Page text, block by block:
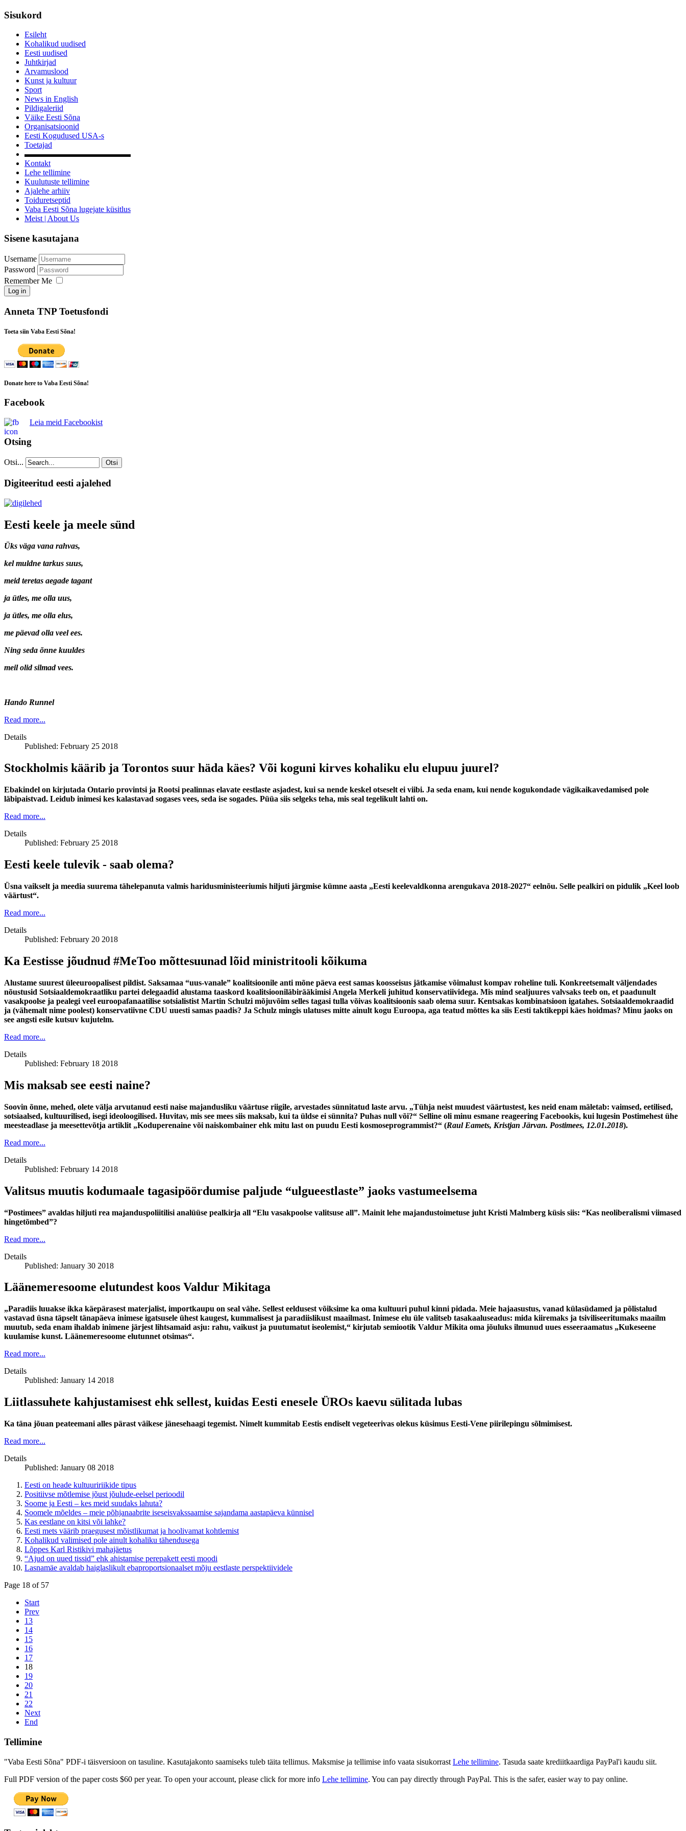
Sisukord
Esileht
Kohalikud uudised
Eesti uudised
Juhtkirjad
Arvamuslood
Kunst ja kultuur
Sport
News in English
Pildigaleriid
Väike Eesti Sõna
Organisatsioonid
Eesti Kogudused USA-s
Toetajad
▬▬▬▬▬▬▬▬▬▬▬▬▬
Kontakt
Lehe tellimine
Kuulutuste tellimine
Ajalehe arhiiv
Toiduretseptid
Vaba Eesti Sõna lugejate küsitlus
Meist | About Us
Sisene kasutajana
Username
Password
Remember Me
Log in
Anneta TNP Toetusfondi
Toeta siin Vaba Eesti Sõna!
Donate here to Vaba Eesti Sõna!
Facebook
Leia meid Facebookist
Otsing
Otsi... Otsi
Digiteeritud eesti ajalehed
Eesti keele ja meele sünd
Üks väga vana rahvas,
kel muldne tarkus suus,
meid teretas aegade tagant
ja ütles, me olla uus,
ja ütles, me olla elus,
me päevad olla veel ees.
Ning seda õnne kuuldes
meil olid silmad vees.
Hando Runnel
Read more...
Details
Published: February 25 2018
Stockholmis käärib ja Torontos suur häda käes? Või koguni kirves kohaliku elu elupuu juurel?
Ebakindel on kirjutada Ontario provintsi ja Rootsi pealinnas elavate eestlaste asjadest, kui sa nende keskel otseselt ei viibi. Ja seda enam, kui nende kogukondade vägikaikavedamised pole
läbipaistvad. Leidub inimesi kes kalastavad sogases vees, seda ise sogades. Püüa siis selgeks teha, mis seal tegelikult lahti on.
Read more...
Details
Published: February 25 2018
Eesti keele tulevik - saab olema?
Üsna vaikselt ja meedia suurema tähelepanuta valmis haridusministeeriumis hiljuti järgmise kümne aasta „Eesti keelevaldkonna arengukava 2018-2027“ eelnõu. Selle pealkiri on pidulik „Keel loob
väärtust“.
Read more...
Details
Published: February 20 2018
Ka Eestisse jõudnud #MeToo mõttesuunad lõid ministritooli kõikuma
Alustame suurest üleeuroopalisest pildist. Saksamaa “uus-vanale” koalitsioonile anti mõne päeva eest samas koosseisus jätkamise võimalust kompav roheline tuli. Konkreetsemalt väljendades
nõustusid Sotsiaaldemokraatliku partei delegaadid alustama taaskord koalitsiooniläbirääkimisi Angela Merkeli juhitud konservatiividega. Mis mind sealjuures valvsaks teeb on, et paadunult
vasakpoolse ja pealegi veel euroopafanaatilise sotsialistist Martin Schulzi mõjuvõim selles tagasi tulla võivas koalitsioonis saab olema suur. Kentsakas kombinatsioon igatahes. Sotsiaaldemokraadid
ja (vähemalt nime poolest) konservatiivne CDU uuesti samas paadis? Ja Schulz mingis ulatuses mitte ainult kogu Euroopa, aga teatud mõttes ka siis Eesti taktikeppi käes hoidmas? Minu jaoks on
see angsti esile kutsuv kujutelm.
Read more...
Details
Published: February 18 2018
Mis maksab see eesti naine?
Soovin õnne, mehed, olete välja arvutanud eesti naise majandusliku väärtuse riigile, arvestades sünnitatud laste arvu. „Tühja neist muudest väärtustest, kes neid enam mäletab: vaimsed, eetilised,
sotsiaalsed, kultuurilised, isegi ideoloogilised. Huvitav, mis see mees siis maksab, kui ta üldse ei sünnita? Puhas null või?“ Selline oli minu esmane reageering Facebookis, kui lugesin Postimehest ühe
meesteadlase ja meesettevõtja artiklit „Koduperenaine või naiskombainer ehk mitu last on puudu Eesti kosmoseprogrammist?“ (Raul Eamets, Kristjan Järvan. Postimees, 12.01.2018).
Read more...
Details
Published: February 14 2018
Valitsus muutis kodumaale tagasipöördumise paljude “ulgueestlaste” jaoks vastumeelsema
“Postimees” avaldas hiljuti rea majanduspoliitilisi analüüse pealkirja all “Elu vasakpoolse valitsuse all”. Mainit lehe majandustoimetuse juht Kristi Malmberg küsis siis: “Kas neoliberalismi viimased
hingetõmbed”?
Read more...
Details
Published: January 30 2018
Läänemeresoome elutundest koos Valdur Mikitaga
„Paradiis luuakse ikka käepärasest materjalist, importkaupu on seal vähe. Sellest eeldusest võiksime ka oma kultuuri puhul kinni pidada. Meie hajaasustus, vanad külasüdamed ja põlistalud
vastavad üsna täpselt tänapäeva inimese igatsusele ühest kaugest, kummalisest ja paradiislikust maailmast. Inimese elu üle valitseb tasakaaluseadus: mida kiiremaks ja tsiviliseeritumaks maailm
muutub, seda enam ihaldab inimene järjest lihtsamaid asju: rahu, vaikust ja puutumatut iseolemist,“ kirjutab semiootik Valdur Mikita oma jõuluks ilmunud uues esseeraamatus „Kukeseene
kuulamise kunst. Läänemeresoome elutunnet otsimas“.
Read more...
Details
Published: January 14 2018
Liitlassuhete kahjustamisest ehk sellest, kuidas Eesti enesele ÜROs kaevu sülitada lubas
Ka täna jõuan peateemani alles pärast väikese jänesehaagi tegemist. Nimelt kummitab Eestis endiselt vegeteerivas olekus küsimus Eesti-Vene piirilepingu sõlmimisest.
Read more...
Details
Published: January 08 2018
Eesti on heade kultuuririikide tipus
Positiivse mõtlemise jõust jõulude-eelsel perioodil
Soome ja Eesti – kes meid suudaks lahuta?
Soomele mõeldes – meie põhjanaabrite iseseisvakssaamise sajandama aastapäeva künnisel
Kas eestlane on kitsi või lahke?
Eesti mets väärib praegusest mõistlikumat ja hoolivamat kohtlemist
Kohalikud valimised pole ainult kohaliku tähendusega
Lõppes Karl Ristikivi mahajäetus
“Ajud on uued tissid” ehk ahistamise perepakett eesti moodi
Lasnamäe avaldab haiglaslikult ebaproportsionaalset mõju eestlaste perspektiividele
Page 18 of 57
Start
Prev
13
14
15
16
17
18
19
20
21
22
Next
End
Tellimine
"Vaba Eesti Sõna" PDF-i täisversioon on tasuline. Kasutajakonto saamiseks tuleb täita tellimus. Maksmise ja tellimise info vaata sisukorrast Lehe tellimine. Tasuda saate krediitkaardiga PayPal'i kaudu siit.
Full PDF version of the paper costs $60 per year. To open your account, please click for more info Lehe tellimine. You can pay directly through PayPal. This is the safer, easier way to pay online.